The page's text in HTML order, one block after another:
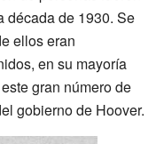
década de 1930. Se
ellos eran
en su mayoría
gran número de
gobierno de Hoover.